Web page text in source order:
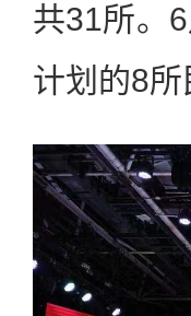
共31所。 6
计划的8